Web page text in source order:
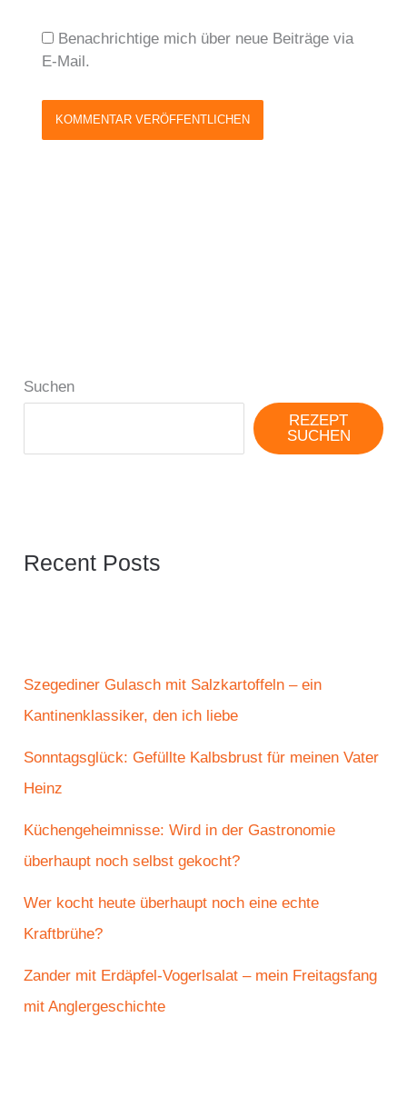
Benachrichtige mich über neue Beiträge via
E-Mail.
Suchen
REZEPT
SUCHEN
Recent Posts
Szegediner Gulasch mit Salzkartoffeln – ein
Kantinenklassiker, den ich liebe
Sonntagsglück: Gefüllte Kalbsbrust für meinen Vater
Heinz
Küchengeheimnisse: Wird in der Gastronomie
überhaupt noch selbst gekocht?
Wer kocht heute überhaupt noch eine echte
Kraftbrühe?
Zander mit Erdäpfel-Vogerlsalat – mein Freitagsfang
mit Anglergeschichte